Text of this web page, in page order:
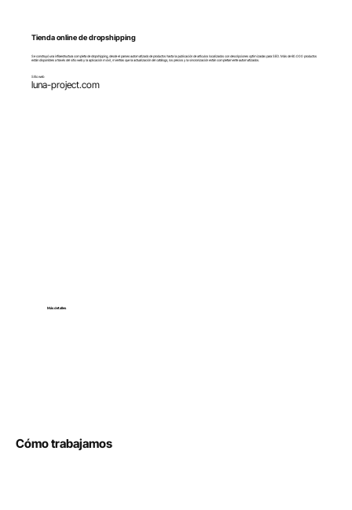
Tienda online de dropshipping
Se construyó una infraestructura completa de dropshipping, desde el parseo automatizado de productos hasta la publicación de artículos localizados con descripciones optimizadas para SEO. Más de 60.000 productos
están disponibles a través del sitio web y la aplicación móvil, mientras que la actualización del catálogo, los precios y la sincronización están completamente automatizados.
Sitio web
luna-project.com
Más detalles
Cómo trabajamos